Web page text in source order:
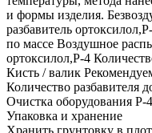
и формы изделия.
разбавитель
по массе Воздушное
ортоксилол,Р-4
Кисть / валик
Количество разбавителя
Очистка оборудования Р-4
Упаковка и хранение
Хранить грунтовку в